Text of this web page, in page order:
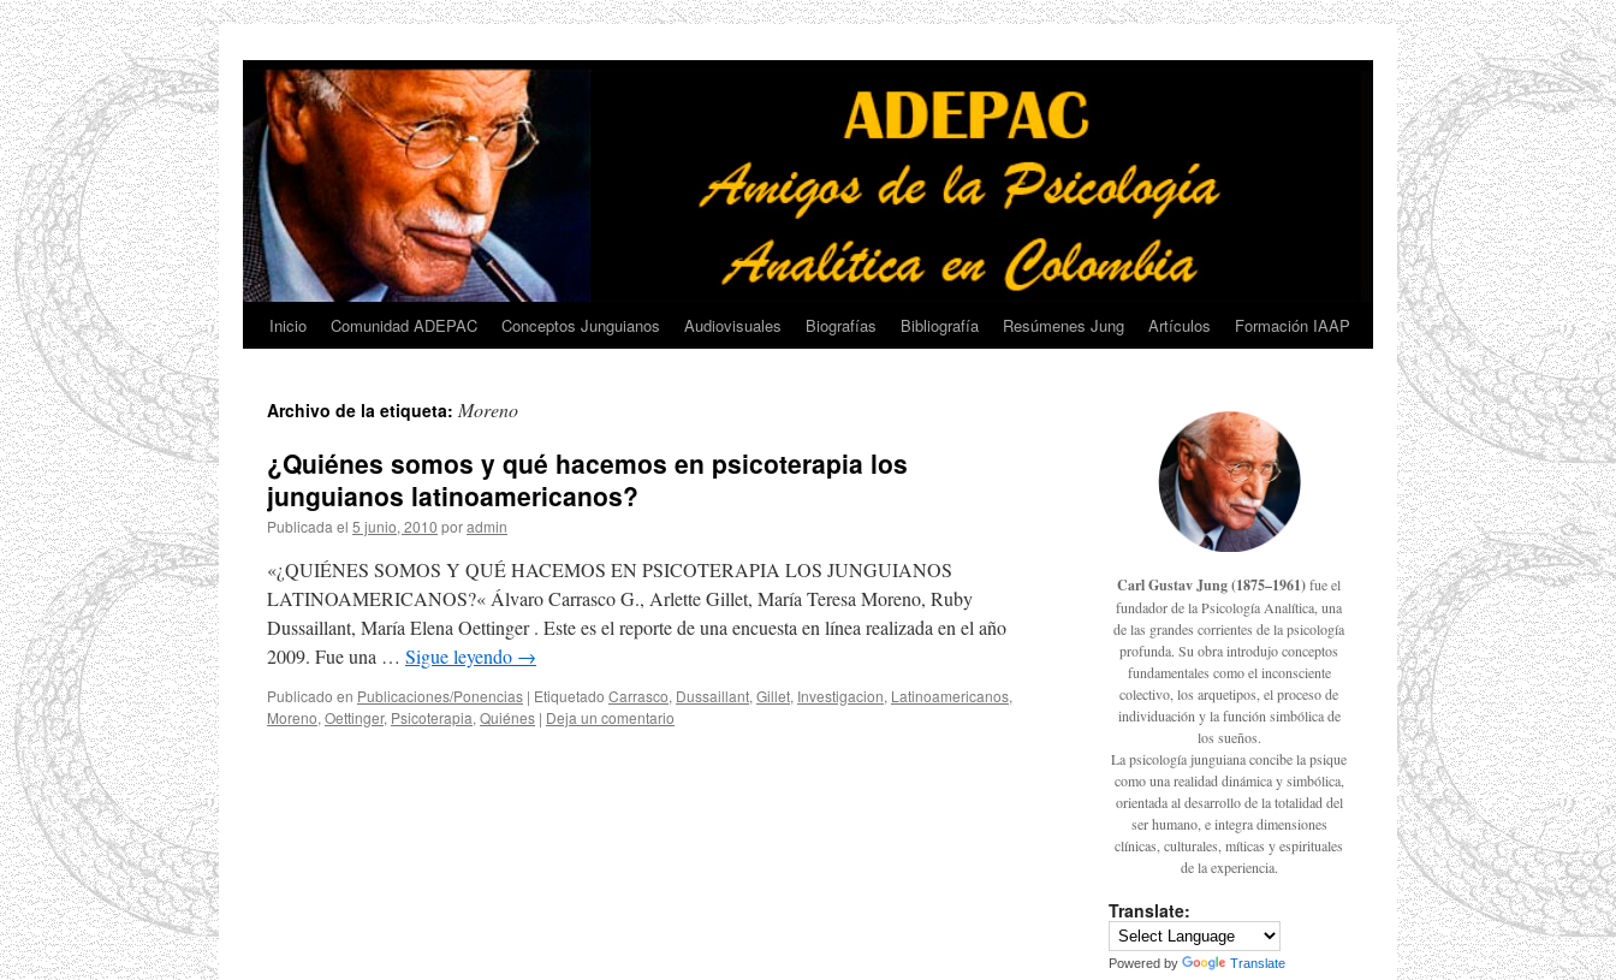
contenido
Inicio Comunidad ADEPAC Conceptos Junguianos Audiovisuales Biografías Bibliografía Resúmenes Jung Artículos Formación IAAP
Archivo de la etiqueta: Moreno
¿Quiénes somos y qué hacemos en psicoterapia los
junguianos latinoamericanos?
Publicada el 5 junio, 2010 poradmin
«¿QUIÉNES SOMOS Y QUÉ HACEMOS EN PSICOTERAPIA LOS JUNGUIANOS
LATINOAMERICANOS?« Álvaro Carrasco G., Arlette Gillet, María Teresa Moreno, Ruby
Dussaillant, María Elena Oettinger . Este es el reporte de una encuesta en línea realizada en el año
2009. Fue una … Sigue leyendo →
Publicado en Publicaciones/Ponencias | Etiquetado Carrasco, Dussaillant, Gillet, Investigacion, Latinoamericanos,
Moreno, Oettinger, Psicoterapia, Quiénes | Deja un comentario
Carl Gustav Jung (1875–1961)fue el
fundador de la Psicología Analítica, una
de las grandes corrientes de la psicología
profunda. Su obra introdujo conceptos
fundamentales como el inconsciente
colectivo, los arquetipos, el proceso de
individuación y la función simbólica de
los sueños.
La psicología junguiana concibe la psique
como una realidad dinámica y simbólica,
orientada al desarrollo de la totalidad del
ser humano, e integra dimensiones
clínicas, culturales, míticas y espirituales
de la experiencia.
Translate:
Powered by Translate